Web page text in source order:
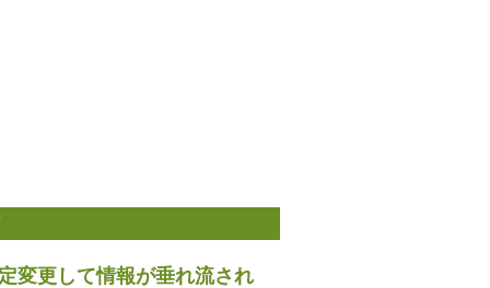
変更して情報が垂れ流され